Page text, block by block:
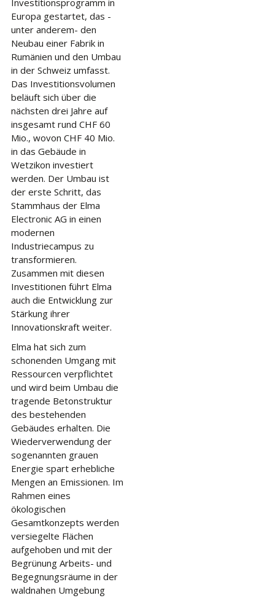
Europa gestartet, das -
unter anderem- den
Neubau einer Fabrik in
Rumänien und den Umbau
in der Schweiz umfasst.
Das Investitionsvolumen
beläuft sich über die
nächsten drei Jahre auf
insgesamt rund CHF 60
Mio., wovon CHF 40 Mio.
in das Gebäude in
Wetzikon investiert
werden. Der Umbau ist
der erste Schritt, das
Stammhaus der Elma
Electronic AG in einen
modernen
Industriecampus zu
transformieren.
Zusammen mit diesen
Investitionen führt Elma
auch die Entwicklung zur
Stärkung ihrer
Innovationskraft weiter.
Elma hat sich zum
schonenden Umgang mit
Ressourcen verpflichtet
und wird beim Umbau die
tragende Betonstruktur
des bestehenden
Gebäudes erhalten. Die
Wiederverwendung der
sogenannten grauen
Energie spart erhebliche
Mengen an Emissionen. Im
Rahmen eines
ökologischen
Gesamtkonzepts werden
versiegelte Flächen
aufgehoben und mit der
Begrünung Arbeits- und
Begegnungsräume in der
waldnahen Umgebung